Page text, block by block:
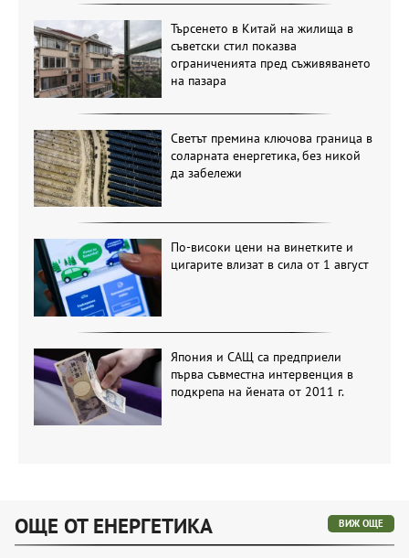
Търсенето в Китай на жилища в
съветски стил показва
ограниченията пред съживяването
на пазара
Светът премина ключова граница в
соларната енергетика, без никой
да забележи
По-високи цени на винетките и
цигарите влизат в сила от 1 август
Япония и САЩ са предприели
първа съвместна интервенция в
подкрепа на йената от 2011 г.
ОЩЕ ОТ ЕНЕРГЕТИКА ВИЖ ОЩЕ